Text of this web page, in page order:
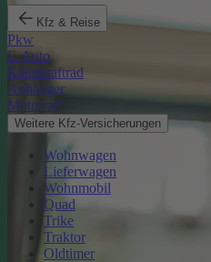
Kfz & Reise
Pkw
E-Auto
Kleinkraftrad
Anhänger
Motorrad
Weitere Kfz-Versicherungen
Wohnwagen
Lieferwagen
Wohnmobil
Quad
Trike
Traktor
Oldtimer